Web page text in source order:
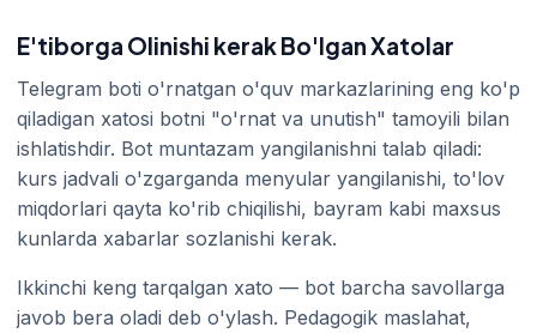
E'tiborga Olinishi kerak Bo'lgan Xatolar
Telegram boti o'rnatgan o'quv markazlarining eng ko'p
qiladigan xatosi botni "o'rnat va unutish" tamoyili bilan
ishlatishdir. Bot muntazam yangilanishni talab qiladi:
kurs jadvali o'zgarganda menyular yangilanishi, to'lov
miqdorlari qayta ko'rib chiqilishi, bayram kabi maxsus
kunlarda xabarlar sozlanishi kerak.
Ikkinchi keng tarqalgan xato — bot barcha savollarga
javob bera oladi deb o'ylash. Pedagogik maslahat,